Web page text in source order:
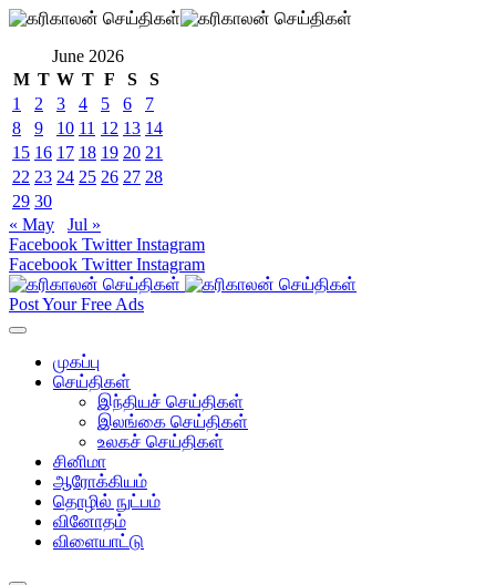
June 2026
M T W T F S
S
1
2 3 4 5 6
7
8
9 10 11 12 13 14
15 16 17 18 19 20 21
22 23 24 25 26 27 28
29 30
« May
Jul »
Facebook Twitter Instagram
Facebook Twitter Instagram
Post Your Free Ads
முகப்பு
செய்திகள்
இந்தியச் செய்திகள்
இலங்கை செய்திகள்
உலகச் செய்திகள்
சினிமா
ஆரோக்கியம்
தொழில் நுட்பம்
வினோதம்
விளையாட்டு